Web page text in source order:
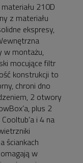
210D
z materiału
ekspresy,
w montażu,
mocujące filtr
konstrukcji to
chroni dno
2 otwory
plus 2
i 4 na
ściankach
w